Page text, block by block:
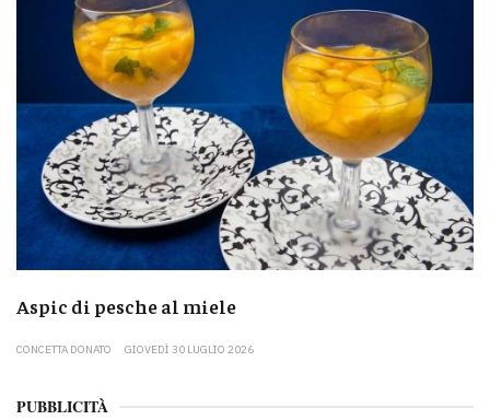
Aspic di pesche al miele
CONCETTA DONATO GIOVEDÌ 30 LUGLIO 2026
PUBBLICITÀ